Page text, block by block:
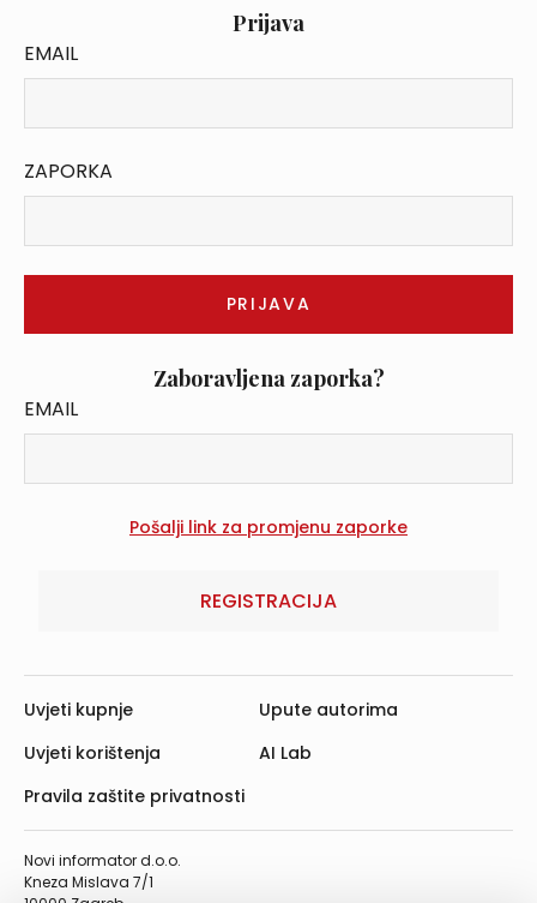
Prijava
EMAIL
ZAPORKA
Zaboravljena zaporka?
EMAIL
REGISTRACIJA
Novi informator d.o.o.
Kneza Mislava 7/1
Uvjeti kupnje
Uvjeti korištenja
Pravila zaštite privatnosti
Upute autorima
AI Lab